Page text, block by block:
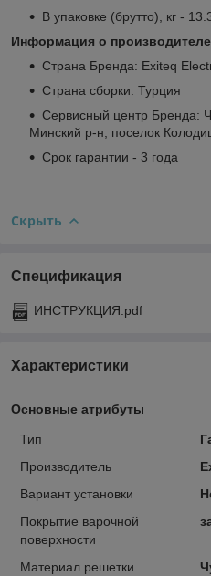
В упаковке (брутто), кг -
Информация о
Страна Бренда: Exiteq
Страна сборки: Турция
Сервисный центр Бренда:
Минский р-н, поселок
Срок гарантии - 3 года
Скрыть
Спецификация
ИНСТРУКЦИЯ.pdf
Характеристики
Основные атрибуты
Тип
Производитель
Вариант установки
Покрытие варочной
поверхности
Материал решетки